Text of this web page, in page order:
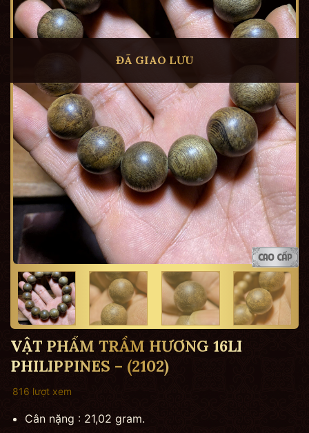
ĐÃ GIAO LƯU
VẬT PHẨM TRẦM HƯƠNG 16LI
PHILIPPINES – (2102)
816 lượt xem
Cân nặng : 21,02 gram.